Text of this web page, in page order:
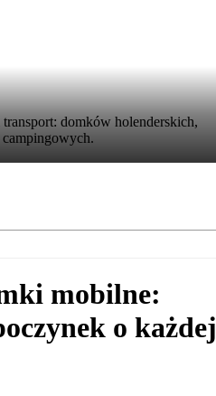
domków holenderskich,
mobilne:
o każdej